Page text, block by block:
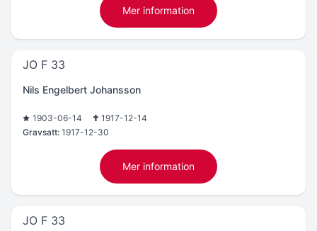
Mer information
JO F 33
Nils Engelbert Johansson
1903-06-14
1917-12-14
Gravsatt: 1917-12-30
Mer information
JO F 33